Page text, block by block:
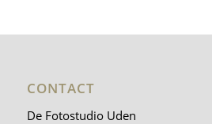
CONTACT
De Fotostudio Uden